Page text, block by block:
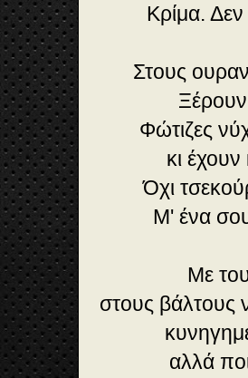
Κρίμα.
Στους
Φώτιζες
κι
Όχι
Μ' ένα
Με
στους βάλτους
αλλά